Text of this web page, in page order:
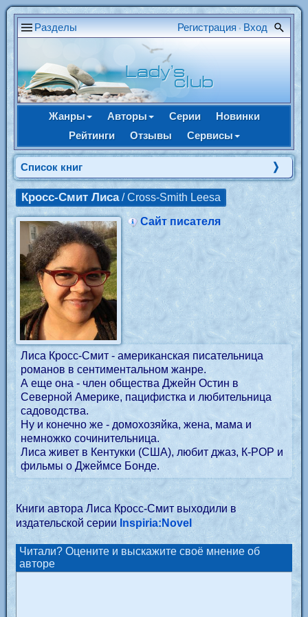
Разделы Регистрация • Вход
Жанры Авторы Серии
Новинки
Рейтинги
Отзывы Сервисы
Cписок книг
Кросс-Смит Лиса/ Cross-Smith Leesa
Сайт писателя
Лиса Кросс-Смит - американская писательница
романов в сентиментальном жанре.
А еще она - член общества Джейн Остин в
Северной Америке, пацифистка и любительница
садоводства.
Ну и конечно же - домохозяйка, жена, мама и
немножко сочинительница.
Лиса живет в Кентукки (США), любит джаз, К-РОР и
фильмы о Джеймсе Бонде.
Книги автора Лиса Кросс-Смит выходили в
издательской серии Inspiria:Novel
Читали? Оцените и выскажите своё мнение об
авторе